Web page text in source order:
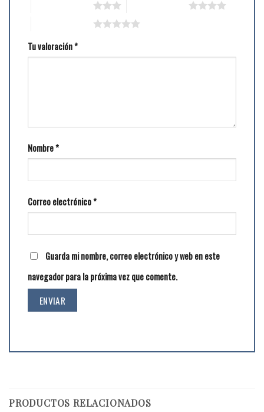
Tu valoración*
Nombre*
Correo electrónico*
Guarda mi nombre, correo electrónico y web en este
navegador para la próxima vez que comente.
PRODUCTOS RELACIONADOS